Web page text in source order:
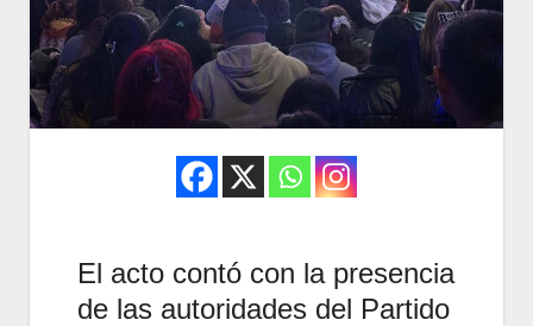
El acto contó con la presencia
de las autoridades del Partido